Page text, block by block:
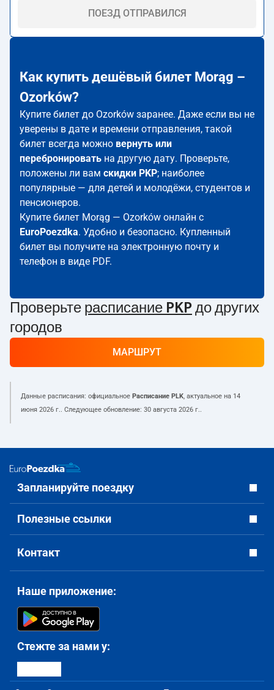
ПОЕЗД ОТПРАВИЛСЯ
Как купить дешёвый билет Morąg –
Ozorków?
Купите билет до Ozorków заранее. Даже если вы не
уверены в дате и времени отправления, такой
билет всегда можно вернуть или
перебронировать на другую дату. Проверьте,
положены ли вам скидки PKP; наиболее
популярные — для детей и молодёжи, студентов и
пенсионеров.
Купите билет Morąg — Ozorków онлайн с
EuroPoezdka. Удобно и безопасно. Купленный
билет вы получите на электронную почту и
телефон в виде PDF.
Проверьте расписание PKP до других
городов
МАРШРУТ
Данные расписания: официальное Расписание PLK, актуальное на 14
июня 2026 г.. Следующее обновление: 30 августа 2026 г..
Запланируйте поездку
Полезные ссылки
Контакт
Наше приложение:
Стежте за нами у: